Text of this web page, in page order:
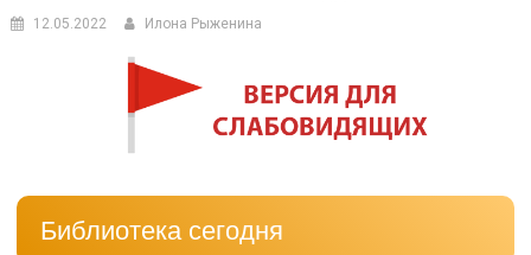
12.05.2022 Илона Рыженина
Библиотека сегодня